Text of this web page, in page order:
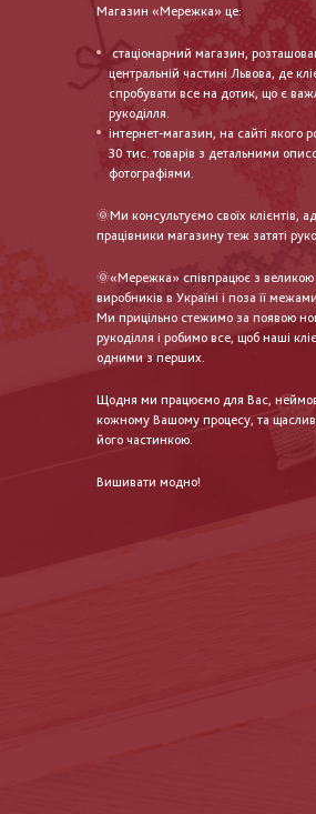
Магазин «Мережка» це:
стаціонарний магазин,
центральній частині Львова, де
спробувати все на дотик, що є
рукоділля.
інтернет-магазин, на сайті якого
30 тис. товарів з детальними
фотографіями.
🌞Ми консультуємо своїх клієнтів,
працівники магазину теж затяті
🌞«Мережка» співпрацює з великою
виробників в Україні і поза її
Ми прицільно стежимо за появою
рукоділля і робимо все, щоб наші
одними з перших.
Щодня ми працюємо для Вас,
кожному Вашому процесу, та
його частинкою.
Вишивати модно!